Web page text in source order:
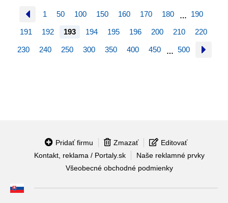
1 50 100 150 160 170 180 … 190
191 192 193 194 195 196 200 210 220
230 240 250 300 350 400 450 … 500
Pridať firmu Zmazať
Editovať
Kontakt, reklama / Portaly.sk
Naše reklamné prvky
Všeobecné obchodné podmienky